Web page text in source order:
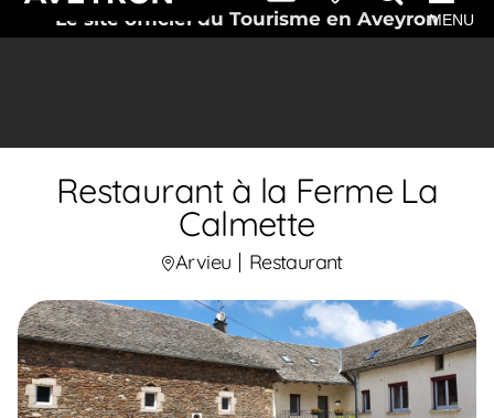
Le site officiel du Tourisme en AveyronMENU
Restaurant à la Ferme La
Calmette
Arvieu Restaurant